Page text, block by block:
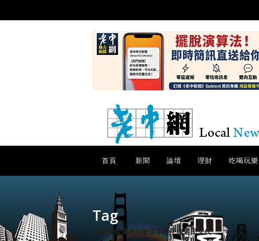
首頁 新聞 論壇 理財 吃喝玩樂
Tag
羅達倫競選總部籲選舉對手向選民交代